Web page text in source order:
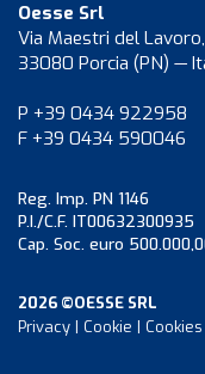
Oesse Srl
Via Maestri del
33080 Porcia (PN) —
P +39 0434 922958
F +39 0434 590046
Reg. Imp. PN 1146
P.I./C.F. IT00632300935
Cap. Soc. euro
2026 ©OESSE SRL
Privacy | Cookie |